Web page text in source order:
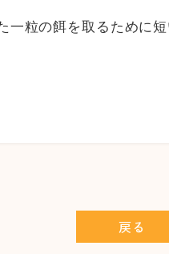
粒の餌を取るために
戻る